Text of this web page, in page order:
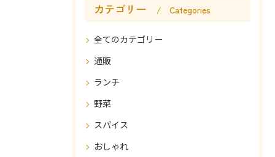
カテゴリー Categories
全てのカテゴリー
通販
ランチ
野菜
スパイス
おしゃれ